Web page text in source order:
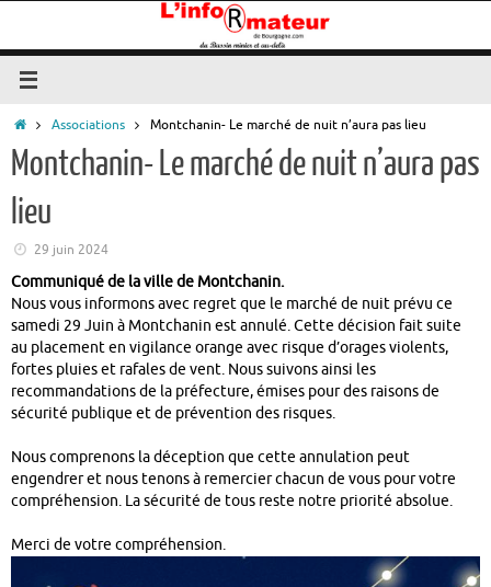
contenu
Accueil
Associations Montchanin- Le marché de nuit n’aura pas lieu
Montchanin- Le marché de nuit n’aura pas
lieu
29 juin 2024
Communiqué de la ville de Montchanin.
Nous vous informons avec regret que le marché de nuit prévu ce
samedi 29 Juin à Montchanin est annulé. Cette décision fait suite
au placement en vigilance orange avec risque d’orages violents,
fortes pluies et rafales de vent. Nous suivons ainsi les
recommandations de la préfecture, émises pour des raisons de
sécurité publique et de prévention des risques.
Nous comprenons la déception que cette annulation peut
engendrer et nous tenons à remercier chacun de vous pour votre
compréhension. La sécurité de tous reste notre priorité absolue.
Merci de votre compréhension.